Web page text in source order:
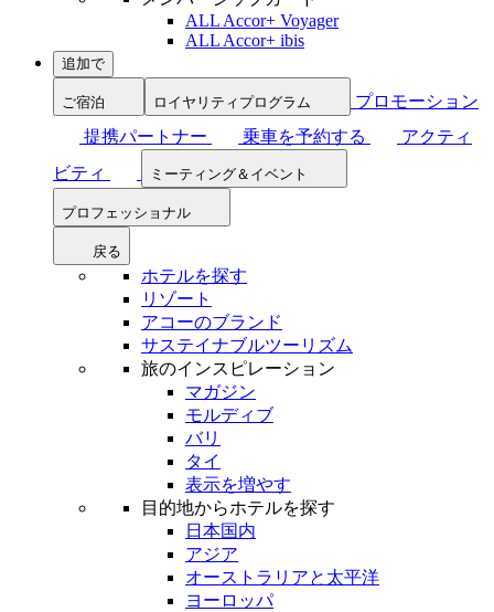
ALL Accor+ Voyager
ALL Accor+ ibis
追加で
ご宿泊 ロイヤリティプログラム
プロモーション
提携パートナー
乗車を予約する
アクティ
ビティ
ミーティング＆イベント
プロフェッショナル
戻る
ホテルを探す
リゾート
アコーのブランド
サステイナブルツーリズム
旅のインスピレーション
マガジン
モルディブ
バリ
タイ
表示を増やす
目的地からホテルを探す
日本国内
アジア
オーストラリアと太平洋
ヨーロッパ